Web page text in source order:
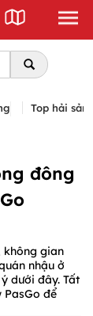
Top hải sản
đông
không gian
nhậu ở
dưới đây. Tất
PasGo để